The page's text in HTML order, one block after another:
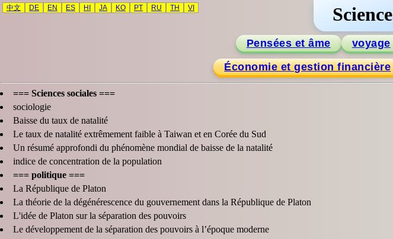
中文 DE EN ES HI JA KO PT RU TH VI
Pensées et âme voyage
Économie et gestion financière
=== Sciences sociales ===
sociologie
Baisse du taux de natalité
Le taux de natalité extrêmement faible à Taiwan et en Corée du Sud
Un résumé approfondi du phénomène mondial de baisse de la natalité
indice de concentration de la population
=== politique ===
La République de Platon
La théorie de la dégénérescence du gouvernement dans la République de Platon
L'idée de Platon sur la séparation des pouvoirs
Le développement de la séparation des pouvoirs à l’époque moderne